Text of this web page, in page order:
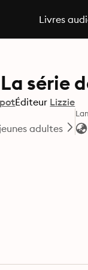
Livres
série
Éditeur Lizzie
adultes